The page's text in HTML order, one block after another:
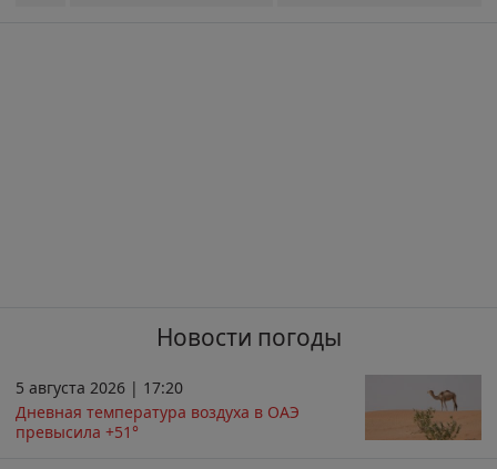
Новости погоды
5 августа 2026 | 17:20
Дневная температура воздуха в ОАЭ
превысила +51°